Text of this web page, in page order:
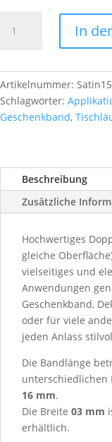
Doppelsatinband,
col.
rose
Menge
In
Artikelnummer: Satin15
Schlagwörter:
Geschenkband,
Beschreibung
Zusätzliche
Hochwertiges
gleiche
vielseitiges und
Anwendungen
Geschenkband,
oder für viele
jeden Anlass
Die Bandlänge
unterschiedlichen
16 mm.
Die Breite 03 mm
erhältlich.